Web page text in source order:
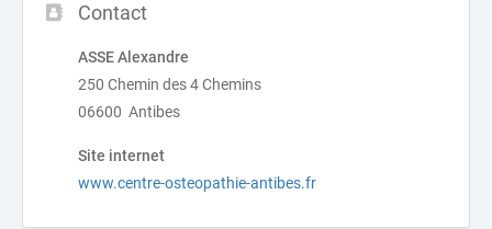
Contact
ASSE Alexandre
250 Chemin des 4 Chemins
06600 Antibes
Site internet
www.centre-osteopathie-antibes.fr